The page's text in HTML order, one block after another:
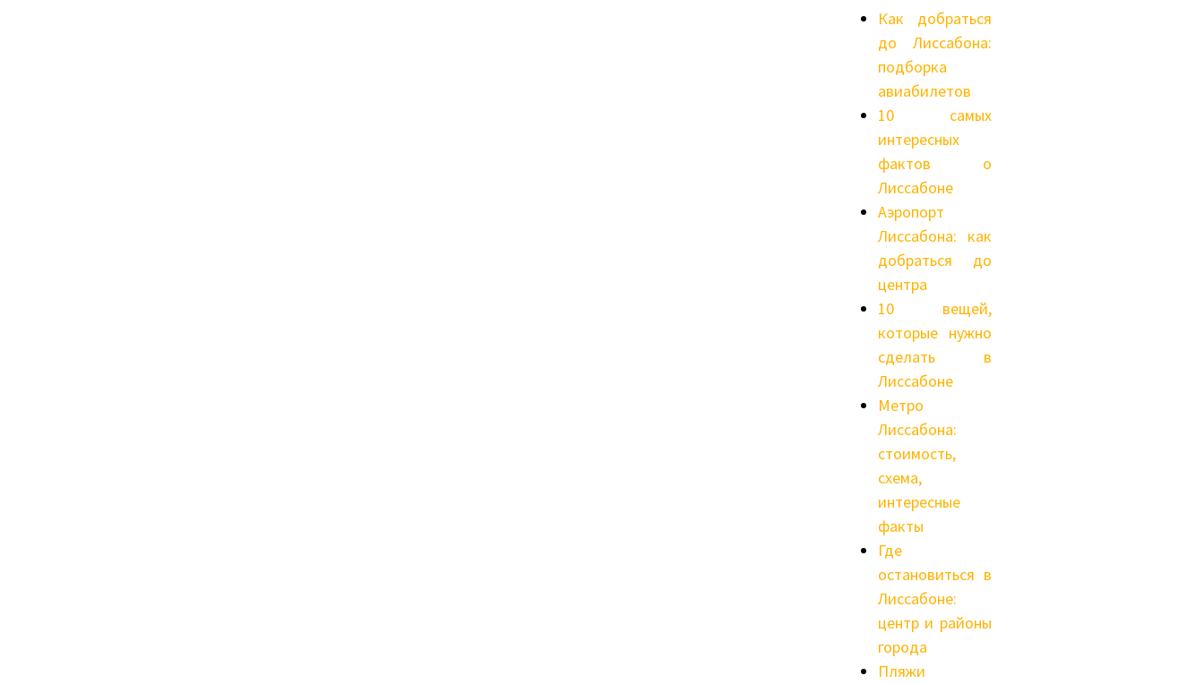
Как добраться
до Лиссабона:
подборка
авиабилетов
10 самых
интересных
фактов о
Лиссабоне
Аэропорт
Лиссабона: как
добраться до
центра
10 вещей,
которые нужно
сделать в
Лиссабоне
Метро
Лиссабона:
стоимость,
схема,
интересные
факты
Где
остановиться в
Лиссабоне:
центр и районы
города
Пляжи